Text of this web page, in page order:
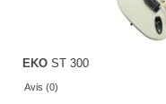
EKO ST 300
Avis (0)